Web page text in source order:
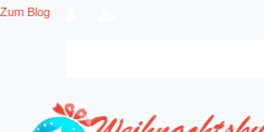
Zum Blog